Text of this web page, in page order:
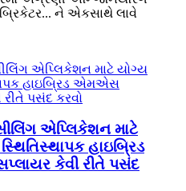
ને એકસાથે લાવે
એપ્લિકેશન માટે
હાઇબ્રિડ
કેવી રીતે પસંદ